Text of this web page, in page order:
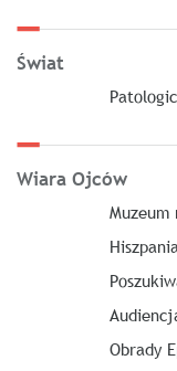
Świat
Wiara Ojców
Muzeum
Obrady